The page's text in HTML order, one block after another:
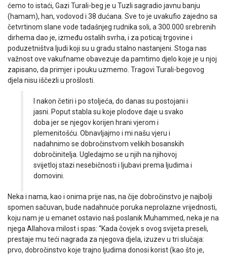
ćemo to istaći, Gazi Turali-beg je u Tuzli sagradio javnu banju
(hamam), han, vodovod i 38 dućana. Sve to je uvakufio zajedno sa
četvrtinom slane vode tadašnjeg rudnika soli, a 300.000 srebrenih
dirhema dao je, između ostalih svrha, i za poticaj trgovine i
poduzetništva ljudi koji su u gradu stalno nastanjeni. Stoga nas
važnost ove vakufname obavezuje da pamtimo djelo koje je u njoj
zapisano, da primjer i pouku uzmemo. Tragovi Turali-begovog
djela nisu iščezli u prošlosti.
I nakon četiri i po stoljeća, do danas su postojani i
jasni. Poput stabla su koje plodove daje u svako
doba jer se njegov korijen hrani vjerom i
plemenitošću. Obnavljajmo i mi našu vjeru i
nadahnimo se dobročinstvom velikih bosanskih
dobročinitelja. Ugledajmo se u njih na njihovoj
svijetloj stazi nesebičnosti i ljubavi prema ljudima i
domovini.
Neka i nama, kao i onima prije nas, na čije dobročinstvo je najbolji
spomen sačuvan, bude nadahnuće poruka neprolazne vrijednosti,
koju nam je u emanet ostavio naš poslanik Muhammed, neka je na
njega Allahova milost i spas: “Kada čovjek s ovog svijeta preseli,
prestaje mu teći nagrada za njegova djela, izuzev u tri slučaja:
prvo, dobročinstvo koje trajno ljudima donosi korist (kao što je,